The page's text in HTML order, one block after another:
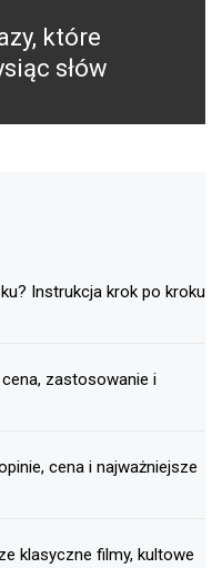
które
słów
Instrukcja krok po kroku
zastosowanie i
cena i najważniejsze
klasyczne filmy, kultowe